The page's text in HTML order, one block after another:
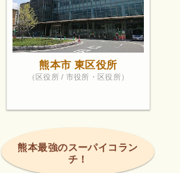
熊本市 東区役所
（区役所 / 市役所・区役所）
熊本最強のスーパイコラン
チ！